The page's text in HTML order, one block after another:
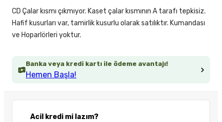
Banka veya kredi kartı ile ödeme avantajı!
Hemen Başla!
Acil kredi mi lazım?
CD Çalar kısmı çıkmıyor. Kaset çalar kısmının A tarafı tepkisiz.
Hafif kusurları var, tamirlik kusurlu olarak satılıktır. Kumandası
ve Hoparlörleri yoktur.